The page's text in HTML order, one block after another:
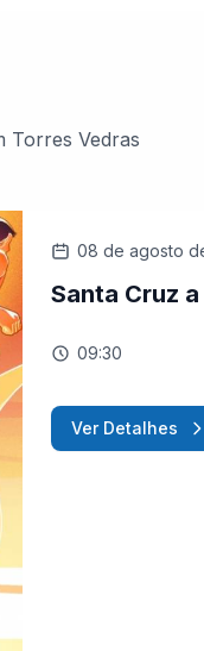
Torres Vedras
08 de agosto
Santa Cruz
09:30
Ver Detalhes